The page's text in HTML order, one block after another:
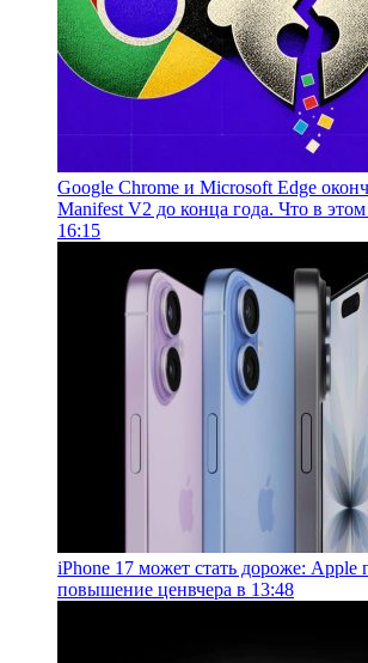
Google Chrome и Microsoft Edge
Manifest V2 до конца года. Что в
16:15
iPhone 17 может стать дороже: Apple
повышение ценвчера в 13:48